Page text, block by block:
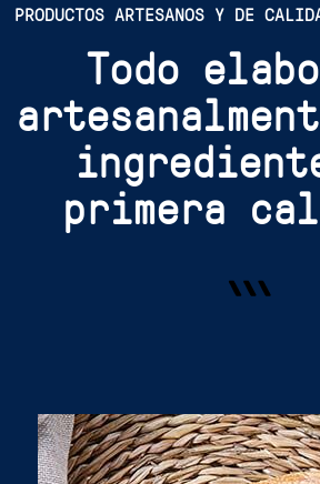
PRODUCTOS ARTESANOS Y DE
Todo
primera